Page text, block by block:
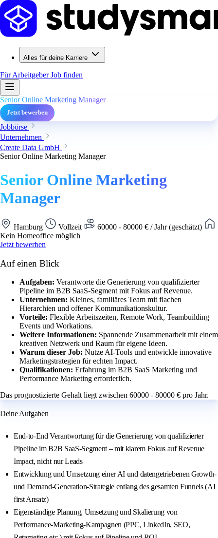
Alles für deine Karriere
Für ArbeitgeberJob finden
Senior Online Marketing Manager
Jetzt bewerben
Jobbörse
Unternehmen
Create Data GmbH
Senior Online Marketing Manager
Senior Online Marketing
Manager
Hamburg Vollzeit
60000 - 80000 € / Jahr (geschätzt)
Kein Homeoffice möglich
Jetzt bewerben
Auf einen Blick
Aufgaben: Verantworte die Generierung von qualifizierter
Pipeline im B2B SaaS-Segment mit Fokus auf Revenue.
Unternehmen: Kleines, familiäres Team mit flachen
Hierarchien und offener Kommunikationskultur.
Vorteile: Flexible Arbeitszeiten, Remote Work, Teambuilding
Events und Workations.
Weitere Informationen: Spannende Zusammenarbeit mit einem
kreativen Netzwerk und Raum für eigene Ideen.
Warum dieser Job: Nutze AI-Tools und entwickle innovative
Marketingstrategien für echten Impact.
Qualifikationen: Erfahrung im B2B SaaS Marketing und
Performance Marketing erforderlich.
Das prognostizierte Gehalt liegt zwischen 60000 - 80000 € pro Jahr.
Deine Aufgaben
End-to-End Verantwortung für die Generierung von qualifizierter
Pipeline im B2B SaaS-Segment – mit klarem Fokus auf Revenue
Impact, nicht nur Leads
Entwicklung und Umsetzung einer AI und datengetriebenen Growth-
und Demand-Generation-Strategie entlang des gesamten Funnels (AI
first Ansatz)
Eigenständige Planung, Umsetzung und Skalierung von
Performance-Marketing-Kampagnen (PPC, LinkedIn, SEO,